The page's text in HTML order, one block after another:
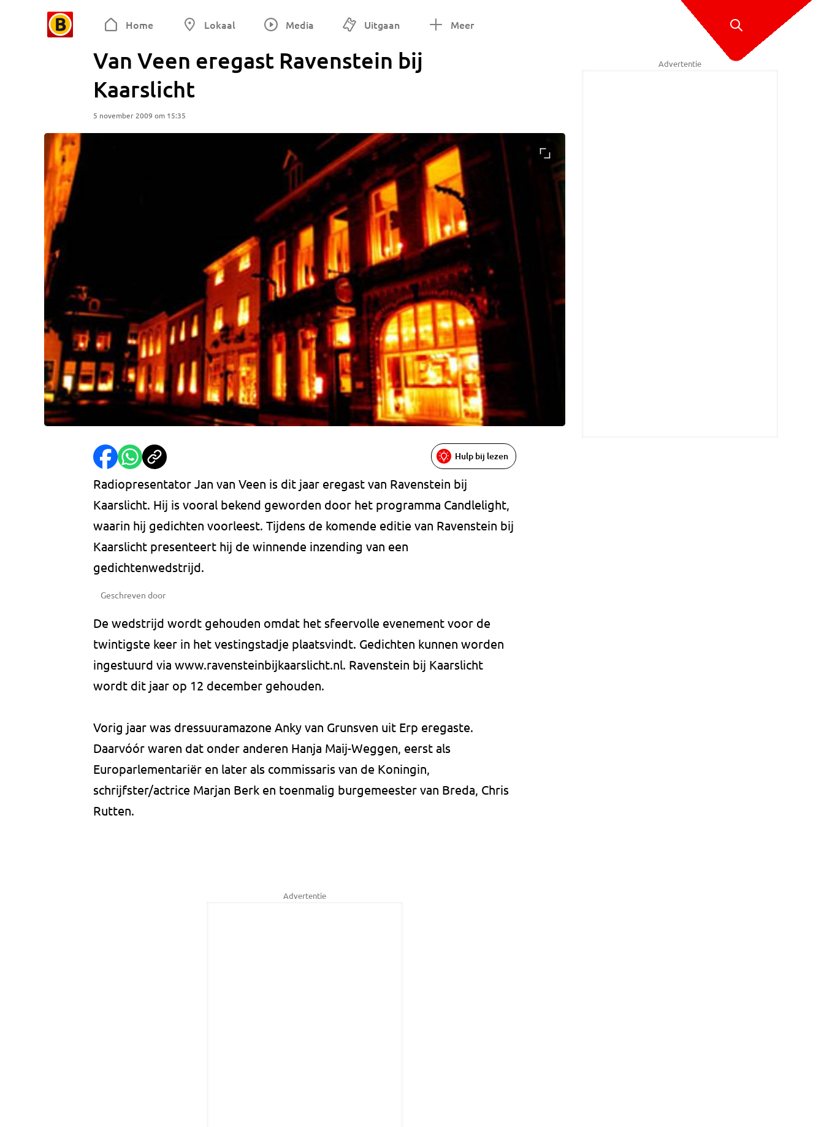
Home Lokaal Media Uitgaan Meer
Van Veen eregast Ravenstein bij
Kaarslicht
5 november 2009 om 15:35
Hulp bij lezen
Radiopresentator Jan van Veen is dit jaar eregast van Ravenstein bij
Kaarslicht. Hij is vooral bekend geworden door het programma Candlelight,
waarin hij gedichten voorleest. Tijdens de komende editie van Ravenstein bij
Kaarslicht presenteert hij de winnende inzending van een
gedichtenwedstrijd.
Geschreven door
De wedstrijd wordt gehouden omdat het sfeervolle evenement voor de
twintigste keer in het vestingstadje plaatsvindt. Gedichten kunnen worden
ingestuurd via www.ravensteinbijkaarslicht.nl. Ravenstein bij Kaarslicht
wordt dit jaar op 12 december gehouden.
Vorig jaar was dressuuramazone Anky van Grunsven uit Erp eregaste.
Daarvóór waren dat onder anderen Hanja Maij-Weggen, eerst als
Europarlementariër en later als commissaris van de Koningin,
schrijfster/actrice Marjan Berk en toenmalig burgemeester van Breda, Chris
Rutten.
Advertentie
Advertentie